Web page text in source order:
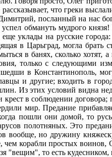
что греки
посланный на нас
обмануть мудрого
уклады на русские
в Царьград, могла брать
в банях, сколько хотят, а
только с следующими
в Константинополь,
и другие; входить в
Из этих условий видна
в соблюдении
мир. Предание
пошли они домой, то
полотняных. Это
вообще, но дружину
корабли простых воинов,
"вещим", то есть кудесником,